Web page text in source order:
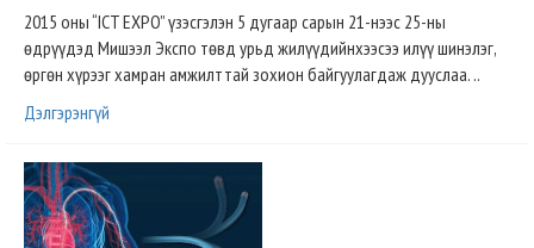
2015 оны “ICT EXPO” үзэсгэлэн 5 дугаар сарын 21-нээс 25-ны
өдрүүдэд Мишээл Экспо төвд урьд жилүүдийнхээсээ илүү шинэлэг,
өргөн хүрээг хамран амжилттай зохион байгуулагдаж дууслаа. ..
Дэлгэрэнгүй